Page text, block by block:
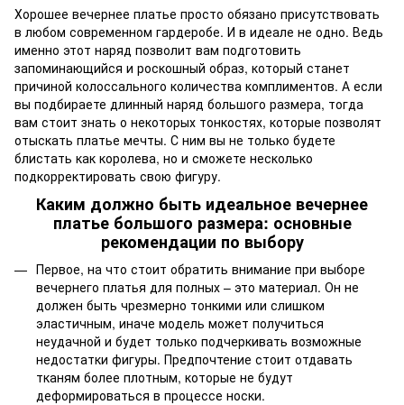
Хорошее вечернее платье просто обязано присутствовать
в любом современном гардеробе. И в идеале не одно. Ведь
именно этот наряд позволит вам подготовить
запоминающийся и роскошный образ, который станет
причиной колоссального количества комплиментов. А если
вы подбираете длинный наряд большого размера, тогда
вам стоит знать о некоторых тонкостях, которые позволят
отыскать платье мечты. С ним вы не только будете
блистать как королева, но и сможете несколько
подкорректировать свою фигуру.
Каким должно быть идеальное вечернее
платье большого размера: основные
рекомендации по выбору
Первое, на что стоит обратить внимание при выборе
вечернего платья для полных – это материал. Он не
должен быть чрезмерно тонкими или слишком
эластичным, иначе модель может получиться
неудачной и будет только подчеркивать возможные
недостатки фигуры. Предпочтение стоит отдавать
тканям более плотным, которые не будут
деформироваться в процессе носки.